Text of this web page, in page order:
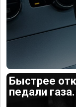
Быстрее
педали газа.